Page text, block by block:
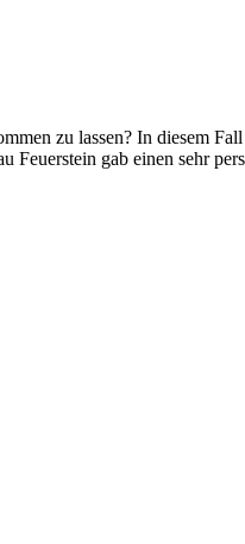
zu lassen? In diesem
Feuerstein gab einen sehr